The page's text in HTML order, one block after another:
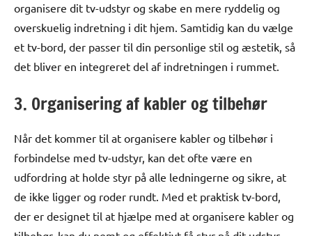
organisere dit tv-udstyr og skabe en mere ryddelig og
overskuelig indretning i dit hjem. Samtidig kan du vælge
et tv-bord, der passer til din personlige stil og æstetik, så
det bliver en integreret del af indretningen i rummet.
3. Organisering af kabler og tilbehør
Når det kommer til at organisere kabler og tilbehør i
forbindelse med tv-udstyr, kan det ofte være en
udfordring at holde styr på alle ledningerne og sikre, at
de ikke ligger og roder rundt. Med et praktisk tv-bord,
der er designet til at hjælpe med at organisere kabler og